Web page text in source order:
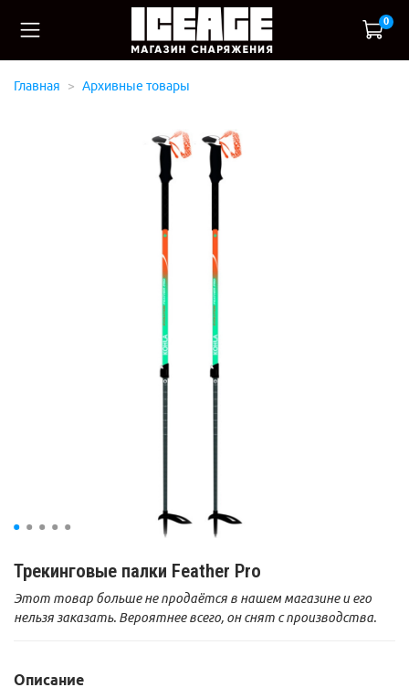
0
Главная Архивные товары
Трекинговые палки Feather Pro
Этот товар больше не продаётся в нашем магазине и его
нельзя заказать. Вероятнее всего, он снят с производства.
Описание